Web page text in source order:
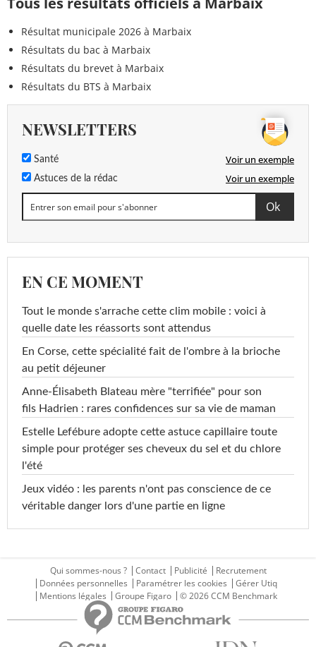
Résultat municipale 2026 à Marbaix
Résultats du bac à Marbaix
Résultats du brevet à Marbaix
Résultats du BTS à Marbaix
NEWSLETTERS
Santé Voir un exemple
Astuces de la rédac Voir un exemple
EN CE MOMENT
Tout le monde s'arrache cette clim mobile : voici à
quelle date les réassorts sont attendus
En Corse, cette spécialité fait de l'ombre à la brioche
au petit déjeuner
Anne-Élisabeth Blateau mère "terrifiée" pour son
fils Hadrien : rares confidences sur sa vie de maman
Estelle Lefébure adopte cette astuce capillaire toute
simple pour protéger ses cheveux du sel et du chlore
l'été
Jeux vidéo : les parents n'ont pas conscience de ce
véritable danger lors d'une partie en ligne
Qui sommes-nous ? Contact Publicité
Recrutement
Données personnelles
Paramétrer les cookies
Gérer Utiq
Mentions légales
Groupe Figaro © 2026 CCM Benchmark